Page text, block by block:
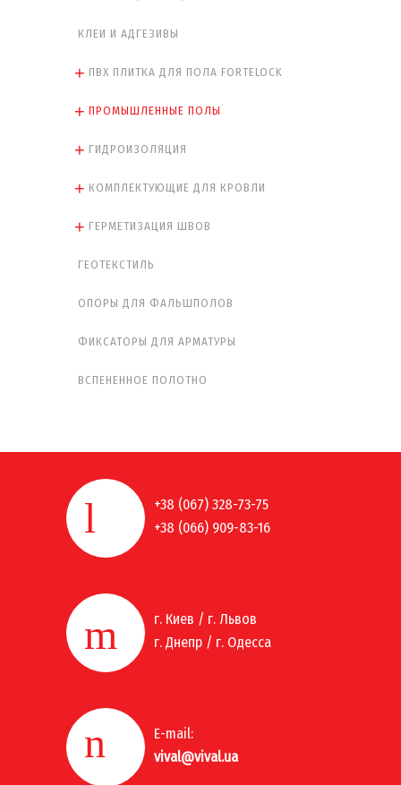
КЛЕИ И АДГЕЗИВЫ
ПВХ ПЛИТКА ДЛЯ ПОЛА FORTELOCK
ПРОМЫШЛЕННЫЕ ПОЛЫ
ГИДРОИЗОЛЯЦИЯ
КОМПЛЕКТУЮЩИЕ ДЛЯ КРОВЛИ
ГЕРМЕТИЗАЦИЯ ШВОВ
ГЕОТЕКСТИЛЬ
ОПОРЫ ДЛЯ ФАЛЬШПОЛОВ
ФИКСАТОРЫ ДЛЯ АРМАТУРЫ
ВСПЕНЕННОЕ ПОЛОТНО
+38 (067) 328-73-75
+38 (066) 909-83-16
г. Киев / г. Львов
г. Днепр / г. Одесса
E-mail:
vival@vival.ua